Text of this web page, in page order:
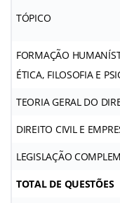
TÓPICO
FORMAÇÃO
ÉTICA, FILOSOFIA E
TEORIA GERAL DO
DIREITO CIVIL E
LEGISLAÇÃO
TOTAL DE QUESTÕES